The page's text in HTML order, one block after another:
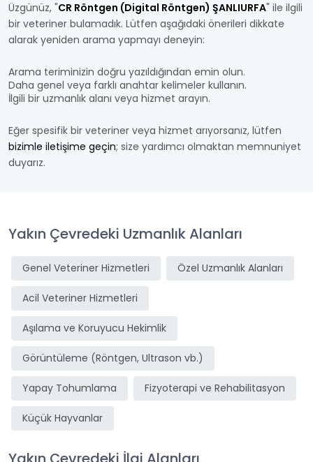
Üzgünüz, "CR Röntgen (Digital Röntgen) ŞANLIURFA" ile ilgili
bir veteriner bulamadık. Lütfen aşağıdaki önerileri dikkate
alarak yeniden arama yapmayı deneyin:
Arama teriminizin doğru yazıldığından emin olun.
Daha genel veya farklı anahtar kelimeler kullanın.
İlgili bir uzmanlık alanı veya hizmet arayın.
Eğer spesifik bir veteriner veya hizmet arıyorsanız, lütfen
bizimle iletişime geçin; size yardımcı olmaktan memnuniyet
duyarız.
Yakın Çevredeki Uzmanlık Alanları
Genel Veteriner Hizmetleri Özel Uzmanlık Alanları
Acil Veteriner Hizmetleri
Aşılama ve Koruyucu Hekimlik
Görüntüleme (Röntgen, Ultrason vb.)
Yapay Tohumlama Fizyoterapi ve Rehabilitasyon
Küçük Hayvanlar